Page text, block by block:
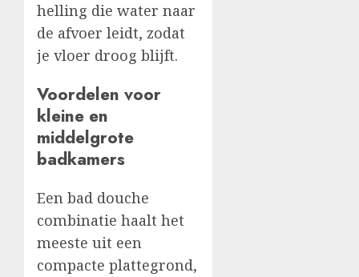
helling die water naar
de afvoer leidt, zodat
je vloer droog blijft.
Voordelen voor
kleine en
middelgrote
badkamers
Een bad douche
combinatie haalt het
meeste uit een
compacte plattegrond,